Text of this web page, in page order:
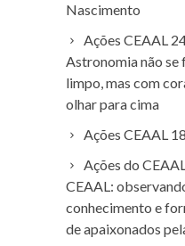
Nascimento
Ações CEAAL
Astronomia não se
limpo, mas com
olhar para cima
Ações CEAAL
Ações do
CEAAL:
conhecimento e
de apaixonados